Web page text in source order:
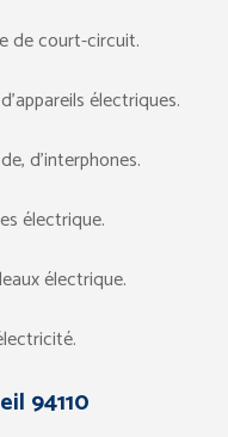
de court-circuit.
électriques.
d’interphones.
électrique.
électrique.
94110